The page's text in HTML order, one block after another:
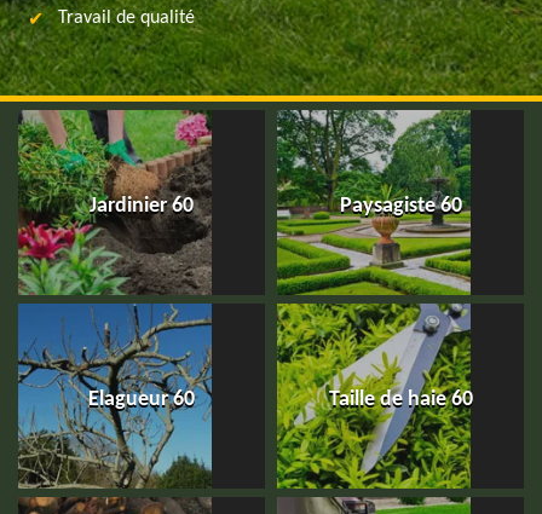
Travail de qualité
Jardinier 60 Paysagiste 60
Elagueur 60 Taille de haie 60